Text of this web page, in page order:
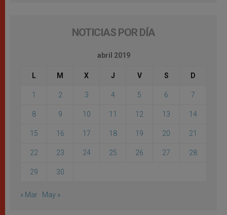
NOTICIAS POR DÍA
abril 2019
L M X J V S D
1 2 3 4 5 6 7
8 9 10 11 12 13 14
15 16 17 18 19 20 21
22 23 24 25 26 27 28
29 30
« Mar May »